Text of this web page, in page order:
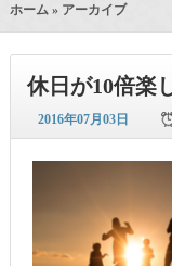
ホーム » アーカイブ
休日が10倍楽
2016年07月03日